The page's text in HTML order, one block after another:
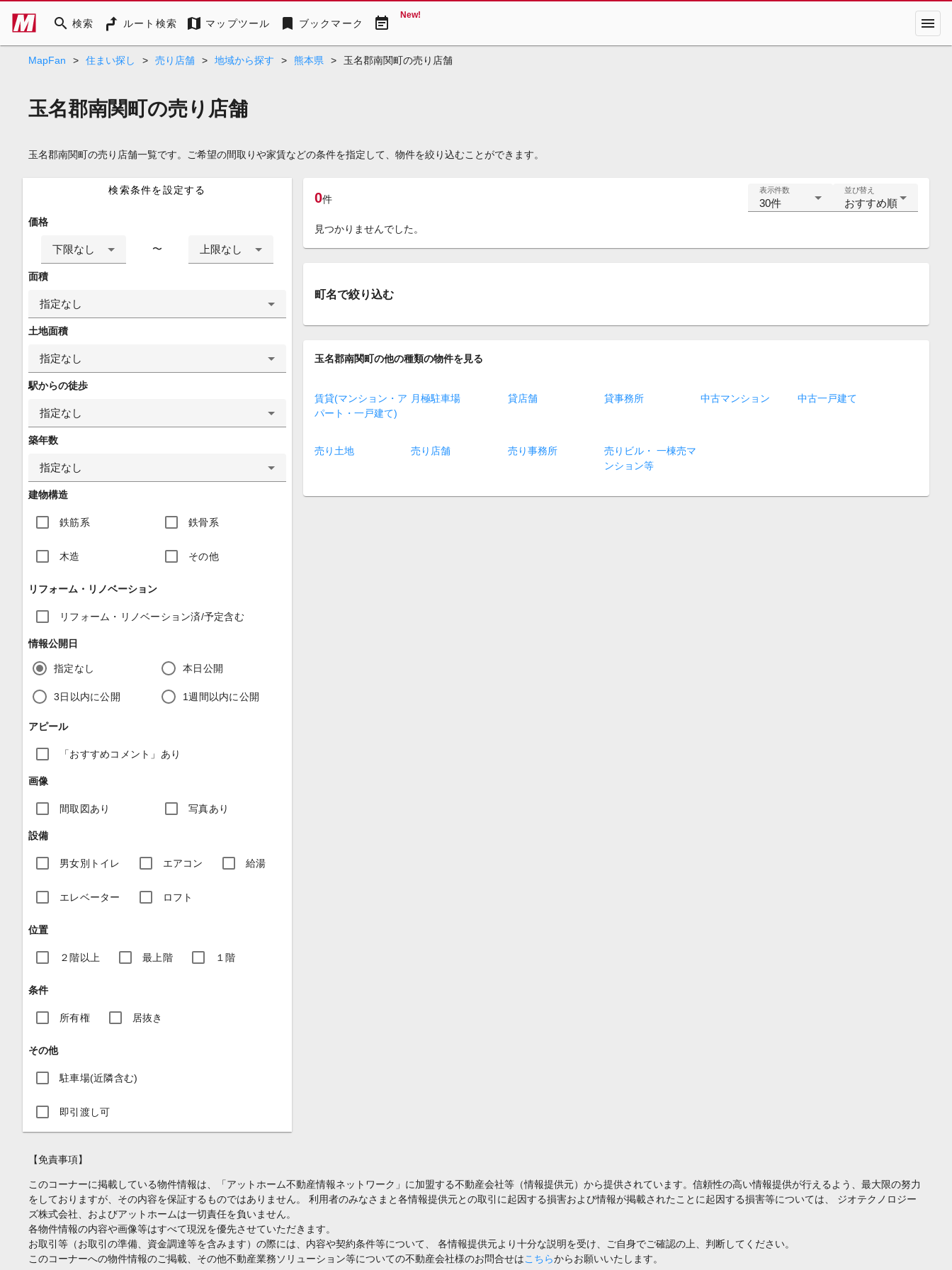
search 検索 ルート検索 map マップツール bookmark ブックマーク event_note New! menu
MapFan > 住まい探し > 売り店舗 > 地域から探す > 熊本県 > 玉名郡南関町の売り店舗
玉名郡南関町の売り店舗
玉名郡南関町の売り店舗一覧です。ご希望の間取りや家賃などの条件を指定して、物件を絞り込むことができます。
検索条件を設定する
価格
下限なし 〜 上限なし
面積
指定なし
土地面積
指定なし
駅からの徒歩
指定なし
築年数
指定なし
建物構造
鉄筋系 鉄骨系
木造 その他
リフォーム・リノベーション
リフォーム・リノベーション済/予定含む
情報公開日
指定なし 本日公開
3日以内に公開 1週間以内に公開
アピール
「おすすめコメント」あり
画像
間取図あり 写真あり
設備
男女別トイレ エアコン 給湯
エレベーター ロフト
位置
２階以上 最上階 １階
条件
所有権 居抜き
その他
駐車場(近隣含む)
即引渡し可
0件
表示件数
30件
並び替え
おすすめ順
見つかりませんでした。
町名で絞り込む
玉名郡南関町の他の種類の物件を見る
賃貸(マンション・ア
パート・一戸建て)
月極駐車場 貸店舗 貸事務所 中古マンション 中古一戸建て
売り土地 売り店舗 売り事務所
売りビル・ 一棟売マ
ンション等
【免責事項】
このコーナーに掲載している物件情報は、「アットホーム不動産情報ネットワーク」に加盟する不動産会社等（情報提供元）から提供されています。信頼性の高い情報提供が行えるよう、最大限の努力
をしておりますが、その内容を保証するものではありません。 利用者のみなさまと各情報提供元との取引に起因する損害および情報が掲載されたことに起因する損害等については、 ジオテクノロジー
ズ株式会社、およびアットホームは一切責任を負いません。
各物件情報の内容や画像等はすべて現況を優先させていただきます。
お取引等（お取引の準備、資金調達等を含みます）の際には、内容や契約条件等について、 各情報提供元より十分な説明を受け、ご自身でご確認の上、判断してください。
このコーナーへの物件情報のご掲載、その他不動産業務ソリューション等についての不動産会社様のお問合せはこちらからお願いいたします。